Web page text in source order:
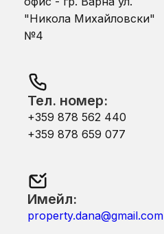
"Никола Михайловски"
№4
Тел. номер:
+359 878 562 440
+359 878 659 077
Имейл:
property.dana@gmail.com